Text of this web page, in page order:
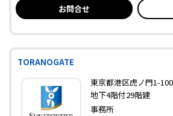
お問合せ
TORANOGATE
東京都港区虎ノ門1-
地下4階付29階建
事務所